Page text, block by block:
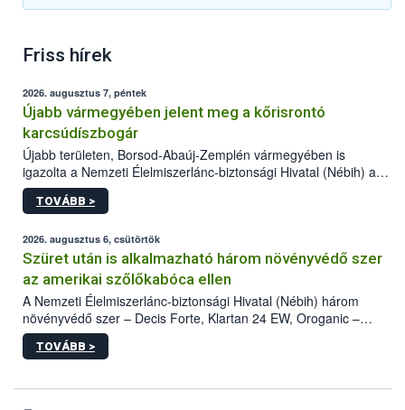
Friss hírek
2026. augusztus 7, péntek
Újabb vármegyében jelent meg a kőrisrontó
karcsúdíszbogár
Újabb területen, Borsod-Abaúj-Zemplén vármegyében is
igazolta a Nemzeti Élelmiszerlánc-biztonsági Hivatal (Nébih) a
kőrisrontó karcsúdíszbogár (Agrilus planipennis) jelenlétét. A
kártevőt nem csak színcsapdában találták meg, de már fertőzött
az intenzív felderítést, emellett az intézkedéseket a szlovák
hatósággal is összehangolják a terjedés megállítása érdekében.
TOVÁBB >
2026. augusztus 6, csütörtök
Szüret után is alkalmazható három növényvédő szer
az amerikai szőlőkabóca ellen
A Nemzeti Élelmiszerlánc-biztonsági Hivatal (Nébih) három
növényvédő szer – Decis Forte, Klartan 24 EW, Oroganic –
engedélyokiratát módosította, így azok a szüretet követően,
egészen a vesszőérettség (BBCH 91) stádiumáig
érésű szőlőkben is legyen lehetőség a károsító elleni további
TOVÁBB >